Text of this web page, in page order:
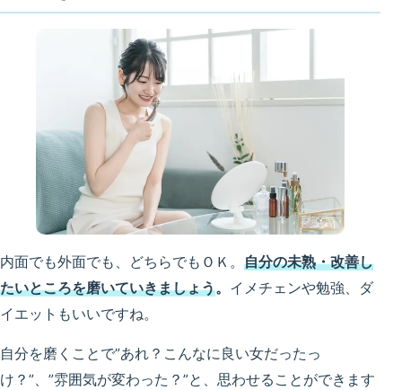
内面でも外面でも、どちらでもＯＫ。 自分の未熟・改善し
たいところを磨いていきましょう。 イメチェンや勉強、ダ
イエットもいいですね。
自分を磨くことで”あれ？こんなに良い女だったっ
け？”、”雰囲気が変わった？”と、思わせることができます